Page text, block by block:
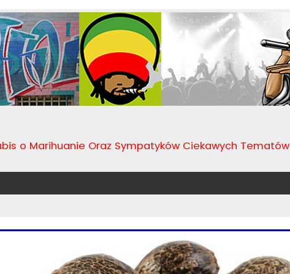
o Marihuanie Oraz Sympatyków Ciekawych Tematów